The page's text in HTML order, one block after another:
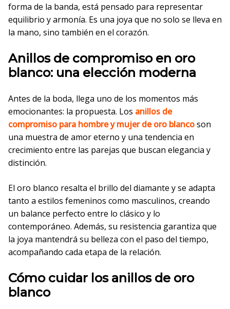
forma de la banda, está pensado para representar
equilibrio y armonía. Es una joya que no solo se lleva en
la mano, sino también en el corazón.
Anillos de compromiso en oro
blanco: una elección moderna
Antes de la boda, llega uno de los momentos más
emocionantes: la propuesta. Los anillos de
compromiso para hombre y mujer de oro blancoson
una muestra de amor eterno y una tendencia en
crecimiento entre las parejas que buscan elegancia y
distinción.
El oro blanco resalta el brillo del diamante y se adapta
tanto a estilos femeninos como masculinos, creando
un balance perfecto entre lo clásico y lo
contemporáneo. Además, su resistencia garantiza que
la joya mantendrá su belleza con el paso del tiempo,
acompañando cada etapa de la relación.
Cómo cuidar los anillos de oro
blanco